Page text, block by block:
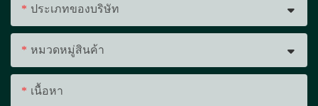
ประเภทของบริษัท
หมวดหมู่สินค้า
เนื้อหา